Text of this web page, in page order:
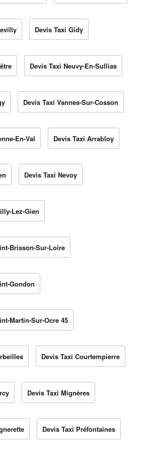
Devis Taxi Gidy
Devis Taxi Neuvy-En-Sullias
Devis Taxi Vannes-Sur-Cosson
En-Val Devis Taxi Arrabloy
Devis Taxi Nevoy
Lez-Gien
Brisson-Sur-Loire
Gondon
Martin-Sur-Ocre 45
Devis Taxi Courtempierre
Devis Taxi Mignères
Devis Taxi Préfontaines